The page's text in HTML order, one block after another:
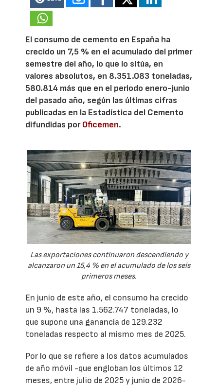
El consumo de cemento en España ha
crecido un 7,5 % en el acumulado del primer
semestre del año, lo que lo sitúa, en
valores absolutos, en 8.351.083 toneladas,
580.814 más que en el periodo enero-junio
del pasado año, según las últimas cifras
publicadas en la Estadística del Cemento
difundidas porOficemen.
Las exportaciones continuaron descendiendo y
alcanzaron un 15,4 % en el acumulado de los seis
primeros meses.
En junio de este año, el consumo ha crecido
un 9 %, hasta las 1.562.747 toneladas, lo
que supone una ganancia de 129.232
toneladas respecto al mismo mes de 2025.
Por lo que se refiere a los datos acumulados
de año móvil -que engloban los últimos 12
meses, entre julio de 2025 y junio de 2026-